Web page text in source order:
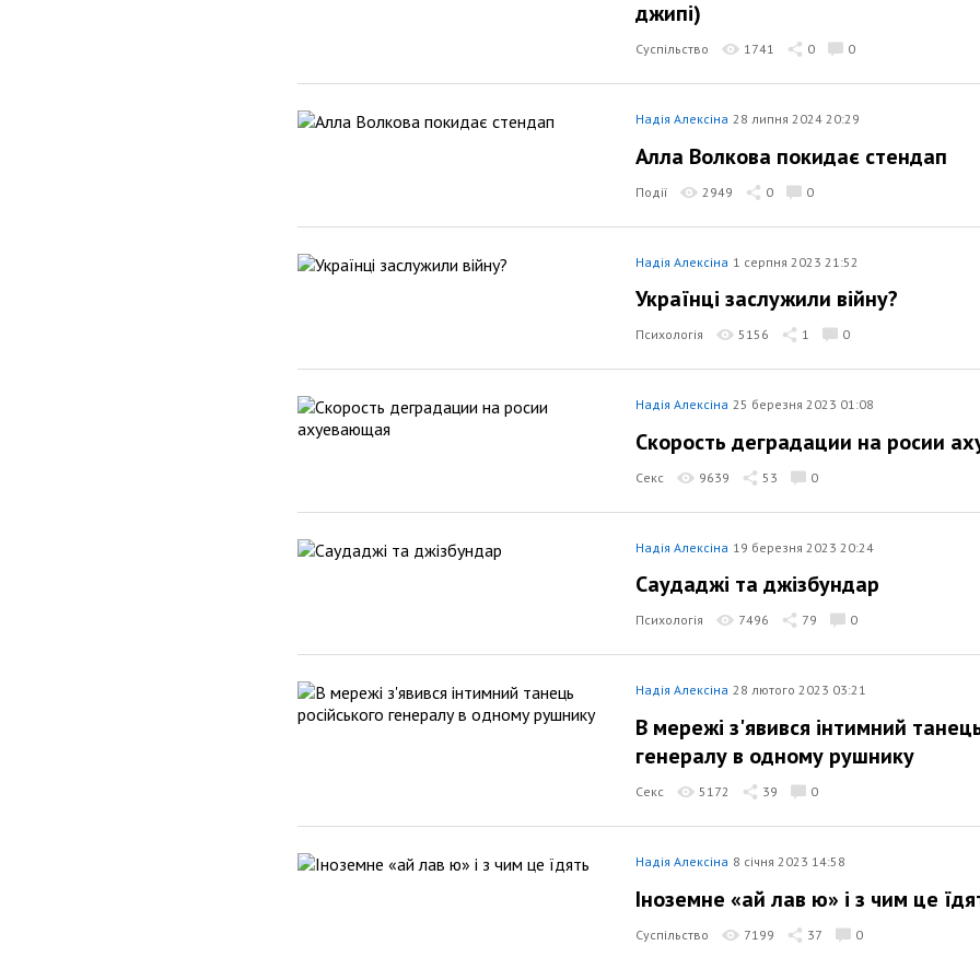
джипі)
Суспільство 1741 0 0
Надія Алексіна 28 липня 2024 20:29
Алла Волкова покидає стендап
Події 2949 0 0
Надія Алексіна 1 серпня 2023 21:52
Українці заслужили війну?
Психологія 5156 1 0
Надія Алексіна 25 березня 2023 01:08
Скорость деградации на росии
Секс 9639 53 0
Надія Алексіна 19 березня 2023 20:24
Саудаджі та джізбундар
Психологія 7496 79 0
Надія Алексіна 28 лютого 2023 03:21
В мережі з'явився інтимний
генералу в одному рушнику
Секс 5172 39 0
Надія Алексіна 8 січня 2023 14:58
Іноземне «ай лав ю» і з чим це
Суспільство 7199 37 0